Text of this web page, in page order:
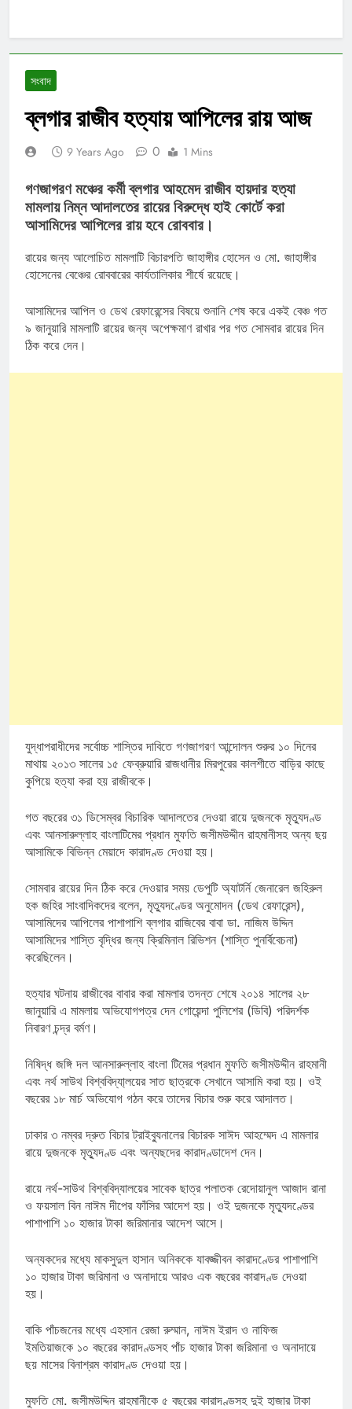
সংবাদ
ব্লগার রাজীব হত্যায় আপিলের রায় আজ
9 Years Ago 0 1 Mins
গণজাগরণ মঞ্চের কর্মী ব্লগার আহমেদ রাজীব হায়দার হত্যা
মামলায় নিম্ন আদালতের রায়ের বিরুদ্ধে হাই কোর্টে করা
আসামিদের আপিলের রায় হবে রোববার।
রায়ের জন্য আলোচিত মামলাটি বিচারপতি জাহাঙ্গীর হোসেন ও মো. জাহাঙ্গীর
হোসেনের বেঞ্চের রোববারের কার্যতালিকার শীর্ষে রয়েছে।
আসামিদের আপিল ও ডেথ রেফারেন্সের বিষয়ে শুনানি শেষ করে একই বেঞ্চ গত
৯ জানুয়ারি মামলাটি রায়ের জন্য অপেক্ষমাণ রাখার পর গত সোমবার রায়ের দিন
ঠিক করে দেন।
যুদ্ধাপরাধীদের সর্বোচ্চ শাস্তির দাবিতে গণজাগরণ আন্দোলন শুরুর ১০ দিনের
মাথায় ২০১৩ সালের ১৫ ফেব্রুয়ারি রাজধানীর মিরপুরের কালশীতে বাড়ির কাছে
কুপিয়ে হত্যা করা হয় রাজীবকে।
গত বছরের ৩১ ডিসেম্বর বিচারিক আদালতের দেওয়া রায়ে দুজনকে মৃত্যুদণ্ড
এবং আনসারুল্লাহ বাংলাটিমের প্রধান মুফতি জসীমউদ্দীন রাহমানীসহ অন্য ছয়
আসামিকে বিভিন্ন মেয়াদে কারাদণ্ড দেওয়া হয়।
সোমবার রায়ের দিন ঠিক করে দেওয়ার সময় ডেপুটি অ্যাটর্নি জেনারেল জহিরুল
হক জহির সাংবাদিকদের বলেন, মৃত্যুদণ্ডের অনুমোদন (ডেথ রেফারেন্স),
আসামিদের আপিলের পাশাপাশি ব্লগার রাজিবের বাবা ডা. নাজিম উদ্দিন
আসামিদের শাস্তি বৃদ্ধির জন্য ক্রিমিনাল রিভিশন (শাস্তি পুনর্বিবেচনা)
করেছিলেন।
হত্যার ঘটনায় রাজীবের বাবার করা মামলার তদন্ত শেষে ২০১৪ সালের ২৮
জানুয়ারি এ মামলায় অভিযোগপত্র দেন গোয়েন্দা পুলিশের (ডিবি) পরিদর্শক
নিবারণ চন্দ্র বর্মণ।
নিষিদ্ধ জঙ্গি দল আনসারুল্লাহ বাংলা টিমের প্রধান মুফতি জসীমউদ্দীন রাহমানী
এবং নর্থ সাউথ বিশ্ববিদ্যা্লয়ের সাত ছাত্রকে সেখানে আসামি করা হয়। ওই
বছরের ১৮ মার্চ অভিযোগ গঠন করে তাদের বিচার শুরু করে আদালত।
ঢাকার ৩ নম্বর দ্রুত বিচার ট্রাইব্যুনালের বিচারক সাঈদ আহম্মেদ এ মামলার
রায়ে দুজনকে মৃত্যু্দণ্ড এবং অন্যছদের কারাদণ্ডাদেশ দেন।
রায়ে নর্থ-সাউথ বিশ্ববিদ্যালয়ের সাবেক ছাত্র পলাতক রেদোয়ানুল আজাদ রানা
ও ফয়সাল বিন নাঈম দীপের ফাঁসির আদেশ হয়। ওই দুজনকে মৃত্যুদণ্ডের
পাশাপাশি ১০ হাজার টাকা জরিমানার আদেশ আসে।
অন্যকদের মধ্যে মাকসুদুল হাসান অনিককে যাবজ্জীবন কারাদণ্ডের পাশাপাশি
১০ হাজার টাকা জরিমানা ও অনাদায়ে আরও এক বছরের কারাদণ্ড দেওয়া
হয়।
বাকি পাঁচজনের মধ্যে এহসান রেজা রুম্মান, নাঈম ইরাদ ও নাফিজ
ইমতিয়াজকে ১০ বছরের কারাদণ্ডসহ পাঁচ হাজার টাকা জরিমানা ও অনাদায়ে
ছয় মাসের বিনাশ্রম কারাদণ্ড দেওয়া হয়।
মুফতি মো. জসীমউদ্দিন রাহমানীকে ৫ বছরের কারাদণ্ডসহ দুই হাজার টাকা